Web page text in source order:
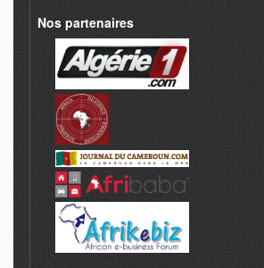
Nos partenaires